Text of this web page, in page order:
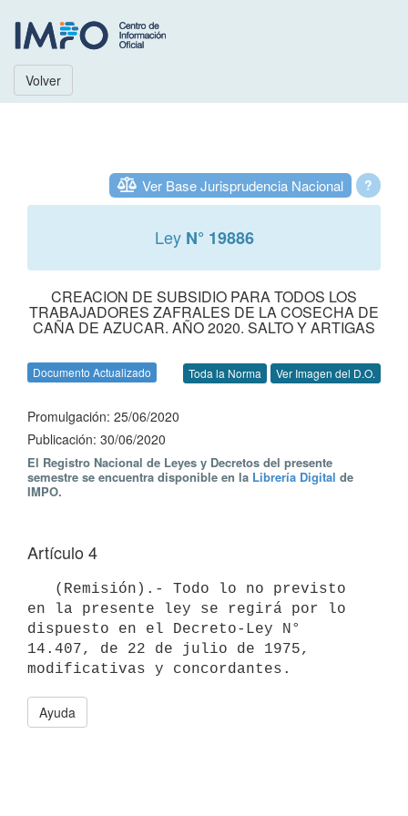
Volver
?
Ver Base Jurisprudencia Nacional
Ley N° 19886
CREACION DE SUBSIDIO PARA TODOS LOS
TRABAJADORES ZAFRALES DE LA COSECHA DE
CAÑA DE AZUCAR. AÑO 2020. SALTO Y ARTIGAS
Documento Actualizado Toda la Norma Ver Imagen del D.O.
Promulgación: 25/06/2020
Publicación: 30/06/2020
El Registro Nacional de Leyes y Decretos del presente
semestre se encuentra disponible en la Librería Digital de
IMPO.
Artículo 4
en la presente ley se regirá por lo
dispuesto en el Decreto-Ley N°
14.407, de 22 de julio de 1975,
modificativas y concordantes.
Ayuda